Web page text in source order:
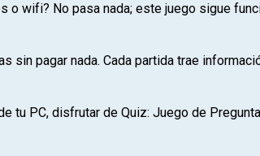
o wifi? No pasa nada; este juego sigue
sin pagar nada. Cada partida trae
tu PC, disfrutar de Quiz: Juego de